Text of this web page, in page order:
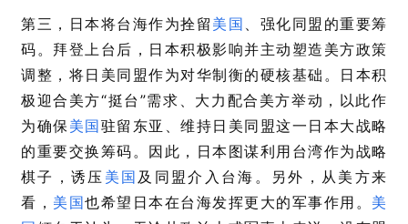
第三，日本将台海作为拴留 美国 、强化同盟的重要筹
码。拜登上台后，日本积极影响并主动塑造美方政策
调整，将日美同盟作为对华制衡的硬核基础。日本积
极迎合美方“挺台”需求、大力配合美方举动，以此作
为确保美国驻留东亚、维持日美同盟这一日本大战略
的重要交换筹码。因此，日本图谋利用台湾作为战略
棋子，诱压 美国 及同盟介入台海。另外，从美方来
看， 美国也希望日本在台海发挥更大的军事作用。 美